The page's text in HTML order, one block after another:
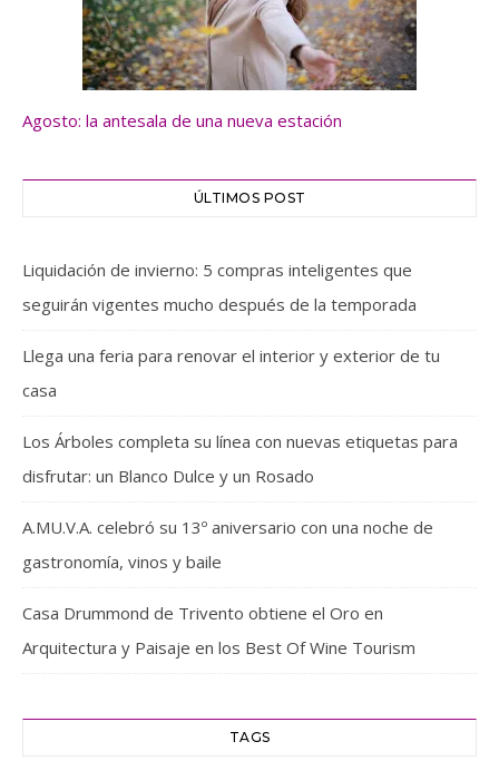
Agosto: la antesala de una nueva estación
ÚLTIMOS POST
Liquidación de invierno: 5 compras inteligentes que
seguirán vigentes mucho después de la temporada
Llega una feria para renovar el interior y exterior de tu
casa
Los Árboles completa su línea con nuevas etiquetas para
disfrutar: un Blanco Dulce y un Rosado
A.MU.V.A. celebró su 13º aniversario con una noche de
gastronomía, vinos y baile
Casa Drummond de Trivento obtiene el Oro en
Arquitectura y Paisaje en los Best Of Wine Tourism
TAGS